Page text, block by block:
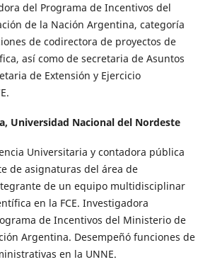
del Programa de Incentivos del
de la Nación Argentina, categoría
de codirectora de proyectos de
así como de secretaria de Asuntos
de Extensión y Ejercicio
Universidad Nacional del Nordeste
Universitaria y contadora pública
de asignaturas del área de
de un equipo multidisciplinar
en la FCE. Investigadora
de Incentivos del Ministerio de
Argentina. Desempeñó funciones de
en la UNNE.